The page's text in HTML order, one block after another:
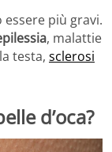
più gravi.
, malattie
testa, sclerosi
d’oca?